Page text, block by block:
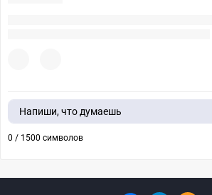
Напиши, что думаешь
0 / 1500 символов